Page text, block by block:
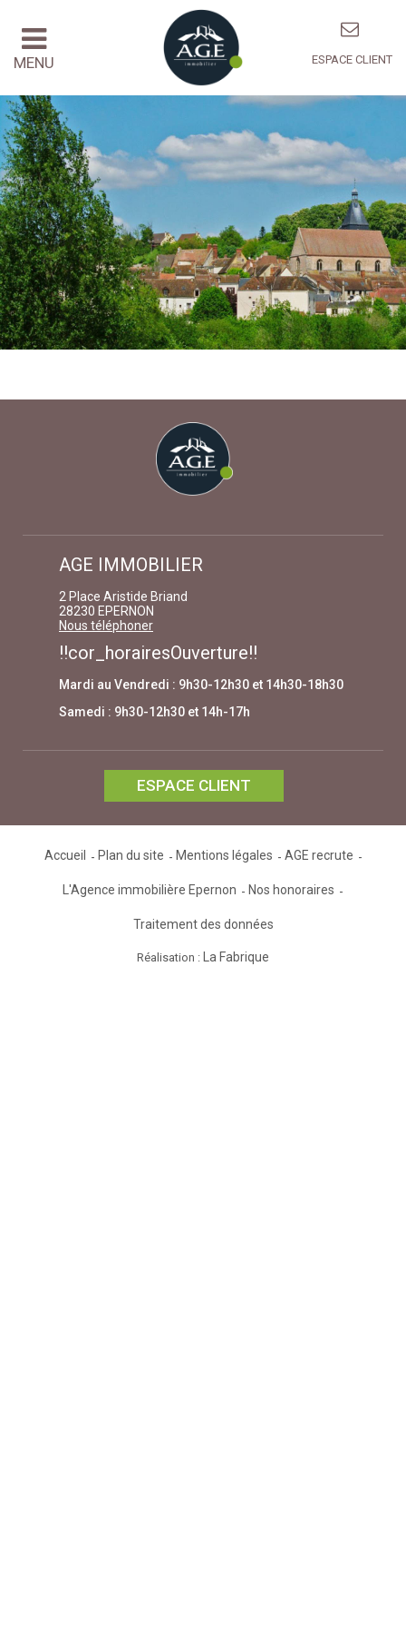
MENU ESPACE CLIENT
AGE IMMOBILIER
2 Place Aristide Briand
28230 EPERNON
Nous téléphoner
!!cor_horairesOuverture!!
Mardi au Vendredi : 9h30-12h30 et 14h30-18h30
Samedi : 9h30-12h30 et 14h-17h
ESPACE CLIENT
Accueil Plan du site Mentions légales AGE recrute
L'Agence immobilière Epernon Nos honoraires
Traitement des données
Réalisation : La Fabrique